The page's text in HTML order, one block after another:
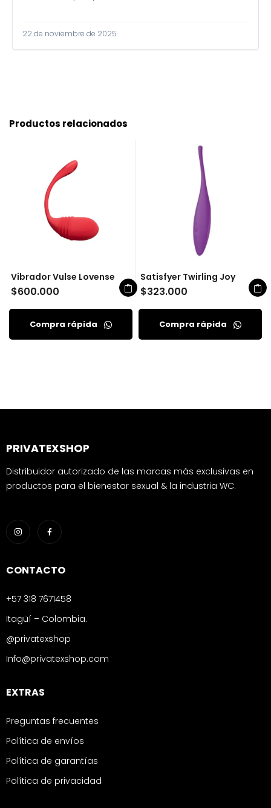
22 de noviembre de 2025
Productos relacionados
Vibrador Vulse Lovense
$600.000
Compra rápida
Satisfyer Twirling Joy
$323.000
Compra rápida
PRIVATEXSHOP
Distribuidor autorizado de las marcas más exclusivas en
productos para el bienestar sexual & la industria WC.
CONTACTO
+57 318 7671458
Itagüí – Colombia.
@privatexshop
Info@privatexshop.com
EXTRAS
Preguntas frecuentes
Política de envíos
Política de garantías
Política de privacidad